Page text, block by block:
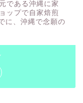
である沖縄に家
ップで自家焙煎
に、沖縄で念願の